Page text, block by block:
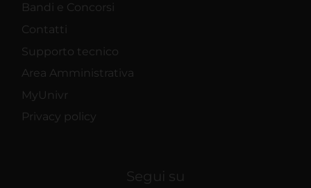
Bandi e Concorsi
Contatti
Supporto tecnico
Area Amministrativa
MyUnivr
Privacy policy
Segui su